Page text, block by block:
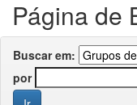
Página de
Buscar em:
por